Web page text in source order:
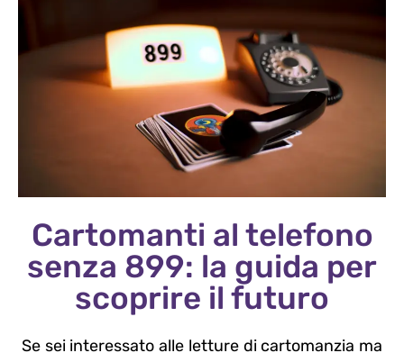
Cartomanti al telefono
senza 899: la guida per
scoprire il futuro
Se sei interessato alle letture di cartomanzia ma